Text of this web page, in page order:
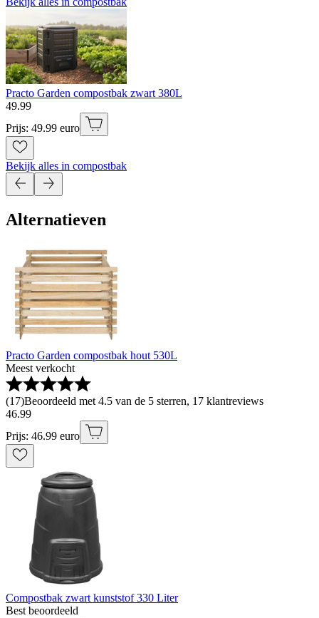
Practo Garden compostbak zwart 380L
49.99
Prijs: 49.99 euro
Bekijk alles in compostbak
Alternatieven
Practo Garden compostbak hout 530L
Meest verkocht
(17)Beoordeeld met 4.5 van de 5 sterren, 17 klantreviews
46.99
Prijs: 46.99 euro
Compostbak zwart kunststof 330 Liter
Best beoordeeld